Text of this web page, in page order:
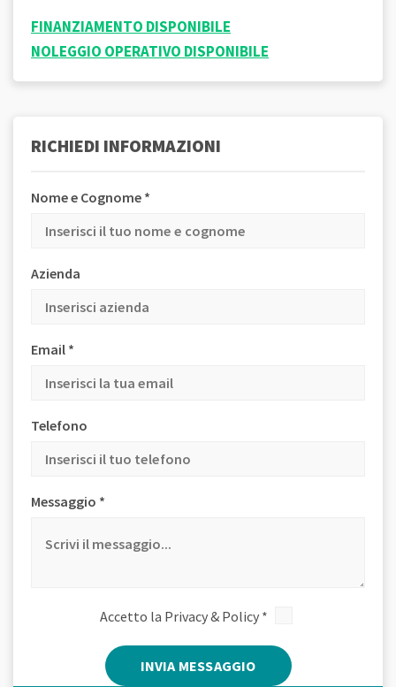
FINANZIAMENTO DISPONIBILE
NOLEGGIO OPERATIVO DISPONIBILE
RICHIEDI INFORMAZIONI
Nome e Cognome *
Azienda
Email *
Telefono
Messaggio *
Accetto la Privacy & Policy*